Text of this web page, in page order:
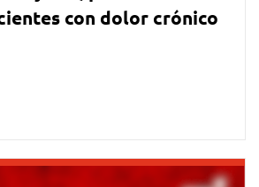
con dolor crónico